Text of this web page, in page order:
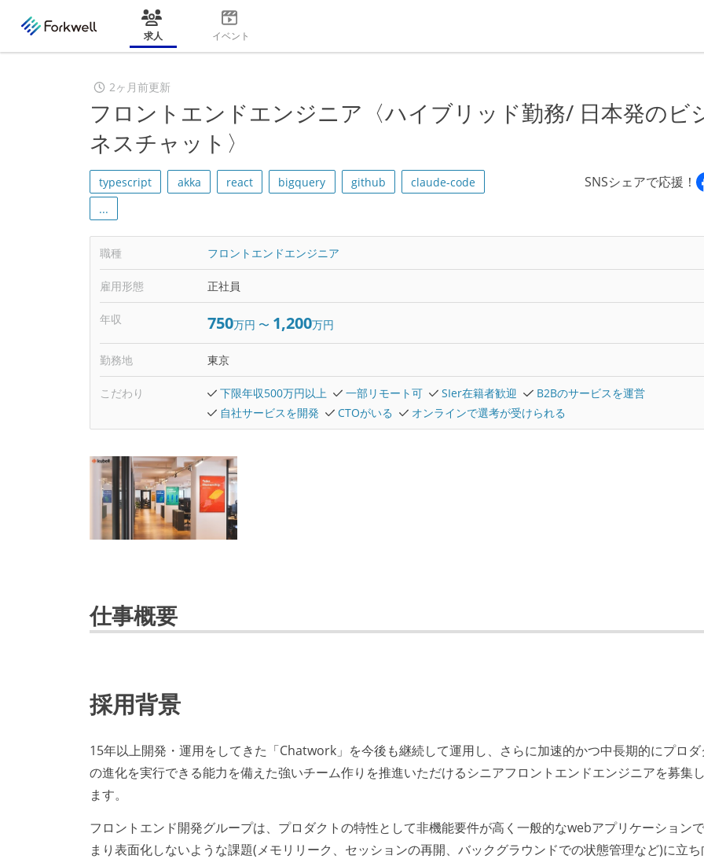
求人 イベント
2ヶ月前更新
フロントエンドエンジニア〈ハイブリッド勤務/ 日本発のビ
ネスチャット〉
typescript akka react bigquery github
claude-code
...
SNSシェアで応援！
職種 フロントエンドエンジニア
雇用形態 正社員
年収 750万円 〜 1,200万円
勤務地 東京
こだわり 下限年収500万円以上 一部リモート可 SIer在籍者歓迎
B2Bのサービスを運営
自社サービスを開発
CTOがいる オンラインで選考が受けられる
仕事概要
採用背景
15年以上開発・運用をしてきた「Chatwork」を今後も継続して運用し、さらに加速的かつ中長期的にプロ
の進化を実行できる能力を備えた強いチーム作りを推進いただけるシニアフロントエンドエンジニアを募集
ます。
フロントエンド開発グループは、プロダクトの特性として非機能要件が高く一般的なwebアプリケーション
まり表面化しないような課題(メモリリーク、セッションの再開、バックグラウンドでの状態管理など)に立